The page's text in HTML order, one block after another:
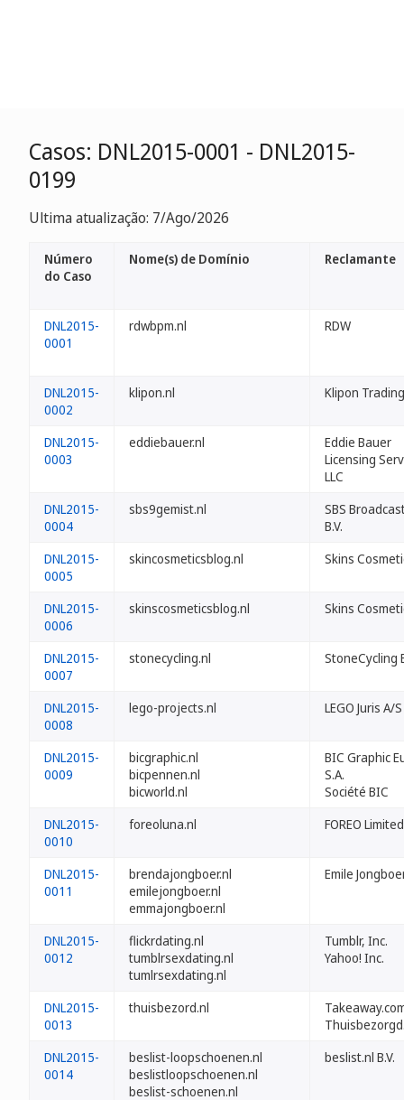
Casos: DNL2015-0001 - DNL2015-
0199
Ultima atualização: 7/Ago/2026
Número
do Caso
Nome(s) de Domínio Reclamante
DNL2015-
0001
rdwbpm.nl RDW
DNL2015-
0002
klipon.nl Klipon Trading
DNL2015-
0003
eddiebauer.nl
Eddie Bauer
Licensing
LLC
DNL2015-
0004
sbs9gemist.nl
SBS
B.V.
DNL2015-
0005
skincosmeticsblog.nl Skins
DNL2015-
0006
skinscosmeticsblog.nl Skins
DNL2015-
0007
stonecycling.nl StoneCycling
DNL2015-
0008
lego-projects.nl LEGO Juris A/S
DNL2015-
0009
bicgraphic.nl
bicpennen.nl
bicworld.nl
BIC Graphic
S.A.
Société BIC
DNL2015-
0010
foreoluna.nl FOREO Limited
DNL2015-
0011
brendajongboer.nl
emilejongboer.nl
emmajongboer.nl
Emile
DNL2015-
0012
flickrdating.nl
tumblrsexdating.nl
tumlrsexdating.nl
Tumblr, Inc.
Yahoo! Inc.
DNL2015-
0013
thuisbezord.nl
DNL2015-
0014
beslist-loopschoenen.nl
beslistloopschoenen.nl
beslist-schoenen.nl
beslist.nl B.V.